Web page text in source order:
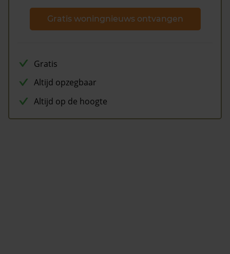
Gratis woningnieuws ontvangen
Gratis
Altijd opzegbaar
Altijd op de hoogte